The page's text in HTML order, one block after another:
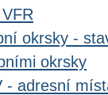
okrsky -
okrsky
- adresní